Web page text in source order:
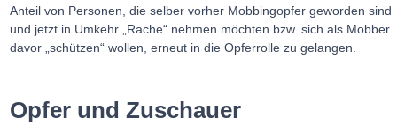
Anteil von Personen, die selber vorher Mobbingopfer geworden sind
und jetzt in Umkehr „Rache“ nehmen möchten bzw. sich als Mobber
davor „schützen“ wollen, erneut in die Opferrolle zu gelangen.
Opfer und Zuschauer